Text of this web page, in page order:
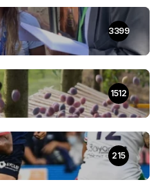
3399
1512
215